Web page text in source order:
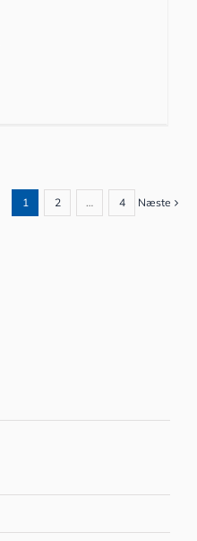
1 2 … 4 Næste